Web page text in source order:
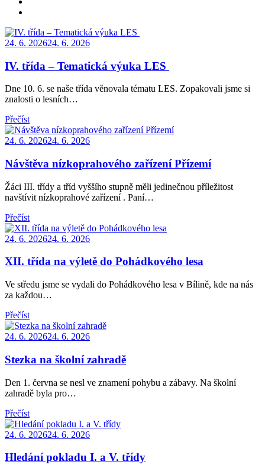
Posted
24. 6. 202624. 6. 2026
IV. třída – Tematická výuka LES
Dne 10. 6. se naše třída věnovala tématu LES. Zopakovali jsme si
znalosti o lesních…
Přečíst
Posted
24. 6. 202624. 6. 2026
Návštěva nízkoprahového zařízení Přízemí
Žáci III. třídy a tříd vyššího stupně měli jedinečnou příležitost
navštívit nízkoprahové zařízení . Paní…
Přečíst
Posted
24. 6. 202624. 6. 2026
XII. třída na výletě do Pohádkového lesa
Ve středu jsme se vydali do Pohádkového lesa v Bílině, kde na nás
za každou…
Přečíst
Posted
24. 6. 202624. 6. 2026
Stezka na školní zahradě
Den 1. června se nesl ve znamení pohybu a zábavy. Na školní
zahradě byla pro…
Přečíst
Posted
24. 6. 202624. 6. 2026
Hledání pokladu I. a V. třídy